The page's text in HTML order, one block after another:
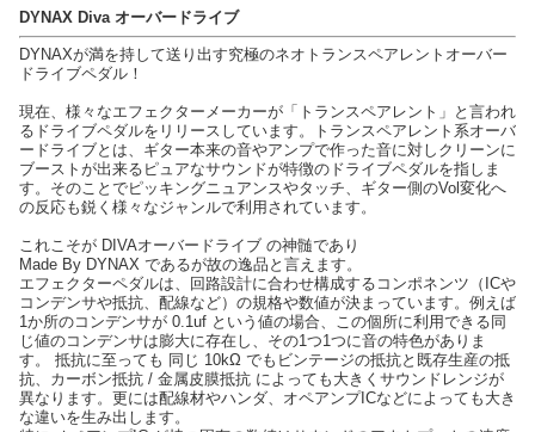
DYNAX Diva オーバードライブ
DYNAXが満を持して送り出す究極のネオトランスペアレントオーバー
ドライブペダル！
現在、様々なエフェクターメーカーが「トランスペアレント」と言われ
るドライブペダルをリリースしています。トランスペアレント系オーバ
ードライブとは、ギター本来の音やアンプで作った音に対しクリーンに
ブーストが出来るピュアなサウンドが特徴のドライブペダルを指しま
す。そのことでピッキングニュアンスやタッチ、ギター側のVol変化へ
の反応も鋭く様々なジャンルで利用されています。
これこそが DIVAオーバードライブ の神髄であり
Made By DYNAX であるが故の逸品と言えます。
エフェクターペダルは、回路設計に合わせ構成するコンポネンツ（ICや
コンデンサや抵抗、配線など）の規格や数値が決まっています。例えば
1か所のコンデンサが 0.1uf という値の場合、この個所に利用できる同
じ値のコンデンサは膨大に存在し、その1つ1つに音の特色がありま
す。 抵抗に至っても 同じ 10kΩ でもビンテージの抵抗と既存生産の抵
抗、カーボン抵抗 / 金属皮膜抵抗 によっても大きくサウンドレンジが
異なります。更には配線材やハンダ、オペアンプICなどによっても大き
な違いを生み出します。